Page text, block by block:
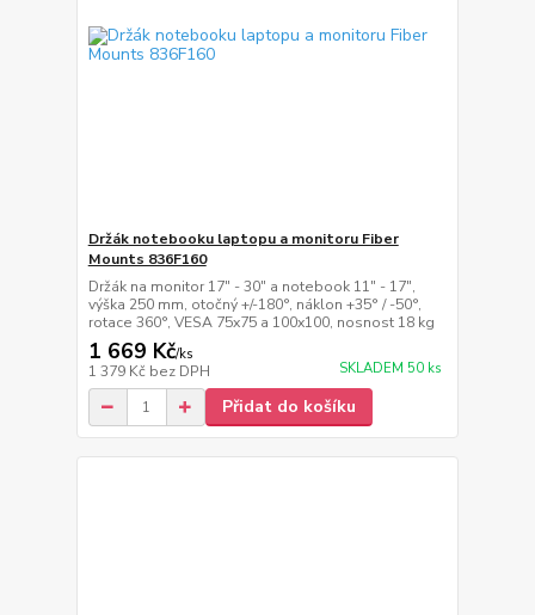
Držák notebooku laptopu a monitoru Fiber
Mounts 836F160
Držák na monitor 17" - 30" a notebook 11" - 17",
výška 250 mm, otočný +/-180°, náklon +35° / -50°,
rotace 360°, VESA 75x75 a 100x100, nosnost 18 kg
1 669 Kč/ks
1 379 Kč bez DPH SKLADEM 50 ks
Přidat do košíku